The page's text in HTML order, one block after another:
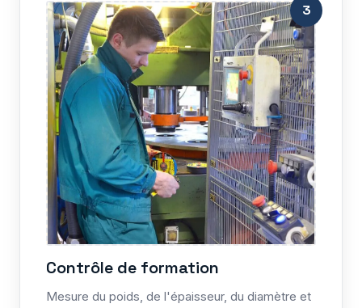
3
Contrôle de formation
Mesure du poids, de l'épaisseur, du diamètre et